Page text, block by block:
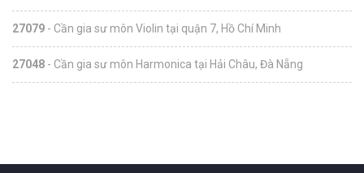
27079 - Cần gia sư môn Violin tại quận 7, Hồ Chí Minh
27048 - Cần gia sư môn Harmonica tại Hải Châu, Đà Nẵng